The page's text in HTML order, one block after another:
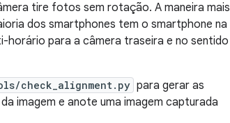
tire fotos sem rotação. A maneira mais
dos smartphones tem o smartphone na
para a câmera traseira e no sentido
check_alignment.py para gerar as
imagem e anote uma imagem capturada